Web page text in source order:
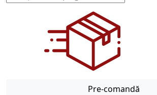
Pre-comandă